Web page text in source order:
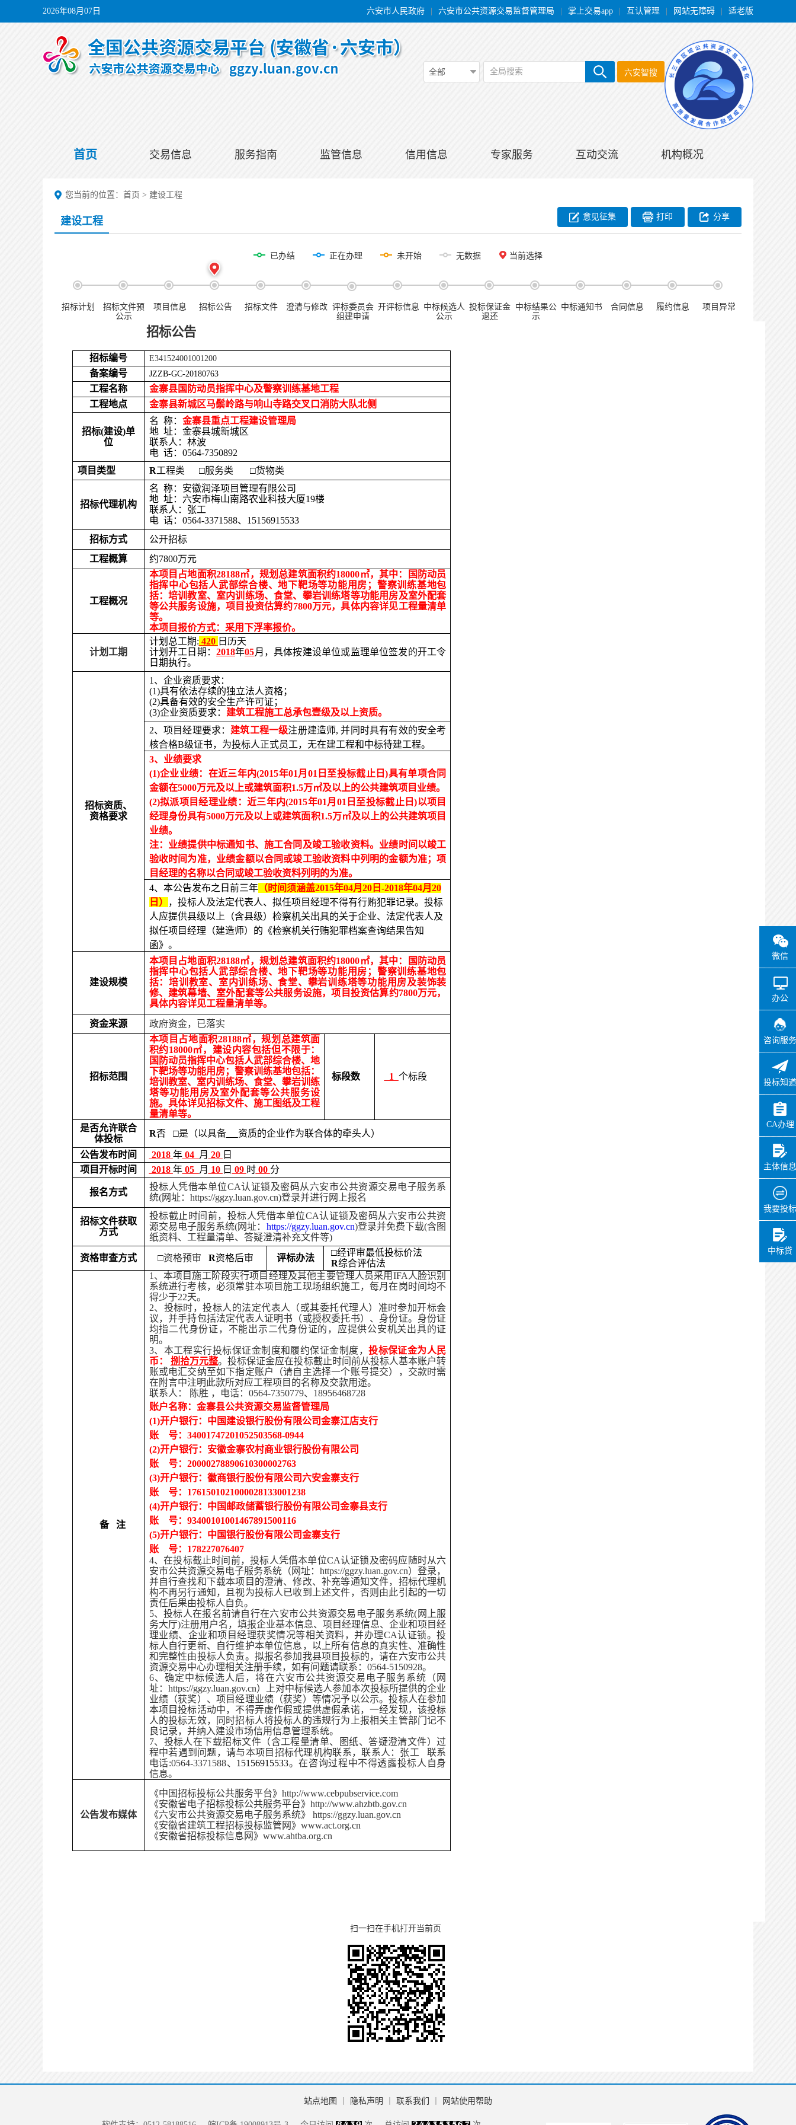
2026年08月07日 六安市人民政府 六安市公共资源交易监督管理局 掌上交易app 互认管理 网站无障碍 适老版
全部 全局搜索 六安智搜
首页 交易信息 服务指南 监管信息 信用信息 专家服务 互动交流 机构概况
微信
办公
咨询服务
投标知道
CA办理
主体信息
我要投标
中标贷
您当前的位置： 首页 > 建设工程
建设工程 意见征集 分享
打印
已办结 正在办理 未开始 无数据 当前选择
招标计划
招标文件预
公示
项目信息 招标公告 招标文件 澄清与修改 评标委员会
组建申请
开评标信息 中标候选人
公示
投标保证金
退还
中标结果公
示
中标通知书 合同信息 履约信息 项目异常
招标公告
招标编号 E341524001001200
备案编号 JZZB-GC-20180763
工程名称
金寨县国防动员指挥中心及警察训练基地工程
工程地点
金寨县新城区马鬃岭路与响山寺路交叉口消防大队北侧
招标(建设)单
位
名 称： 金寨县重点工程建设管理局
地 址：金寨县城新城区
联系人：林波
电 话：0564-7350892
项目类型
R工程类 □服务类 □货物类
招标代理机构
名 称：安徽润泽项目管理有限公司
地 址：六安市梅山南路农业科技大厦19楼
联系人：张工
电 话：0564-3371588、15156915533
招标方式
公开招标
工程概算
约7800万元
工程概况
本项目占地面积28188㎡，规划总建筑面积约18000㎡，其中：
国防动员
指挥中心包括人武部综合楼、地下靶场等功能用房；警察训练基地包
括：培训教室、室内训练场、食堂、攀岩训练塔等功能用房及室外配套
等公共服务设施，项目投资估算约7800万元，具体内容详见工程量清单
等。
本项目报价方式：采用下浮率报价。
计划工期
计划总工期: 420 日历天
计划开工日期： 2018年05月，具体按建设单位或监理单位签发的开工令
日期执行。
招标资质、
资格要求
1、企业资质要求：
(1)具有依法存续的独立法人资格；
(2)具备有效的安全生产许可证；
(3)企业资质要求： 建筑工程施工总承包壹级及以上资质。
2、项目经理要求： 建筑工程一级注册建造师, 并同时具有有效的安全考
核合格B级证书，为投标人正式员工，无在建工程和中标待建工程。
3、业绩要求
(1)企业业绩：在近三年内(2015年01月01日至投标截止日)具有单项合同
金额在5000万元及以上或建筑面积1.5万㎡及以上的公共建筑项目业绩。
(2)拟派项目经理业绩：近三年内(2015年01月01日至投标截止日)以项目
经理身份具有5000万元及以上或建筑面积1.5万㎡及以上的公共建筑项目
业绩。
注：业绩提供中标通知书、施工合同及竣工验收资料。业绩时间以竣工
验收时间为准，业绩金额以合同或竣工验收资料中列明的金额为准；项
目经理的名称以合同或竣工验收资料列明的为准。
4、本公告发布之日前三年（时间须涵盖2015年04月 20日-2018年04月 20
日）
，投标人及法定代表人、拟任项目经理不得有行贿犯罪记录。投标
人应提供县级以上（含县级）检察机关出具的关于企业、法定代表人及
拟任项目经理（建造师）的《检察机关行贿犯罪档案查询结果告知
函》。
建设规模
本项目占地面积28188㎡，规划总建筑面积约18000㎡，其中：
国防动员
指挥中心包括人武部综合楼、地下靶场等功能用房；警察训练基地包
括：培训教室、室内训练场、食堂、攀岩训练塔等功能用房及装饰装
修、建筑幕墙、 室外配套等公共服务设施，项目投资估算约7800万元，
具体内容详见工程量清单等。
资金来源
政府资金，已落实
招标范围
本项目占地面积28188㎡，规划总建筑面
积约18000㎡， 建设内容包括但不限于：
国防动员指挥中心包括人武部综合楼、地
下靶场等功能用房；警察训练基地包括：
培训教室、室内训练场、食堂、攀岩训练
塔等功能用房及室外配套等公共服务设
施。具体详见招标文件、施工图纸及工程
量清单等。
标段数 1 个标段
是否允许联合
体投标
R否 □是（以具备 资质的企业作为联合体的牵头人）
公告发布时间 2018 年04 月 20 日
项目开标时间
2018 年05 月 10 日 09 时 00 分
报名方式
投标人凭借本单位CA认证锁及密码从六安市公共资源交易电子服务系
统(网址：https://ggzy.luan.gov.cn)登录并进行网上报名
招标文件获取
方式
投标截止时间前，投标人凭借本单位CA认证锁及密码从六安市公共资
源交易电子服务系统(网址： https://ggzy.luan.gov.cn)登录并免费下载(含图
纸资料、工程量清单、答疑澄清补充文件等)
资格审查方式 □资格预审R资格后审 评标办法
□经评审最低投标价法
R综合评估法
备 注
1、本项目施工阶段实行项目经理及其他主要管理人员采用IFA人脸识别
系统进行考核，必须常驻本项目施工现场组织施工，每月在岗时间均不
得少于22天。
2、投标时，投标人的法定代表人（或其委托代理人）准时参加开标会
议，并手持包括法定代表人证明书（或授权委托书）、身份证。身份证
均指二代身份证，不能出示二代身份证的，应提供公安机关出具的证
明。
3、本工程实行投标保证金制度和履约保证金制度，投标保证金为人民
币： 捌拾万元整。投标保证金应在投标截止时间前从投标人基本账户转
账或电汇交纳至如下指定账户（请自主选择一个账号提交），交款时需
在附言中注明此款所对应工程项目的名称及交款用途。
联系人： 陈胜 ，电话：0564-7350779、18956468728
账户名称：金寨县公共资源交易监督管理局
(1)开户银行：中国建设银行股份有限公司金寨江店支行
账 号：34001747201052503568-0944
(2)开户银行：安徽金寨农村商业银行股份有限公司
账 号：20000278890610300002763
(3)开户银行：徽商银行股份有限公司六安金寨支行
账 号：1761501021000028133001238
(4)开户银行：中国邮政储蓄银行股份有限公司金寨县支行
账 号：93400101001467891500116
(5)开户银行：中国银行股份有限公司金寨支行
账 号：178227076407
4、在投标截止时间前，投标人凭借本单位CA认证锁及密码应随时从六
安市公共资源交易电子服务系统（网址：https://ggzy.luan.gov.cn）登录，
并自行查找和下载本项目的澄清、修改、补充等通知文件，招标代理机
构不再另行通知，且视为投标人已收到上述文件，否则由此引起的一切
责任后果由投标人自负。
5、投标人在报名前请自行在六安市公共资源交易电子服务系统(网上服
务大厅)注册用户名，填报企业基本信息、项目经理信息、企业和项目经
理业绩、企业和项目经理获奖情况等相关资料，并办理CA认证锁。投
标人自行更新、自行维护本单位信息，以上所有信息的真实性、准确性
和完整性由投标人负责。拟报名参加我县项目投标的，请在六安市公共
资源交易中心办理相关注册手续，如有问题请联系：0564-5150928。
6、确定中标候选人后，将在六安市公共资源交易电子服务系统（网
址：https://ggzy.luan.gov.cn）上对中标候选人参加本次投标所提供的企业
业绩（获奖）、项目经理业绩（获奖）等情况予以公示。投标人在参加
本项目投标活动中，不得弄虚作假或提供虚假承诺，一经发现，该投标
人的投标无效，同时招标人将投标人的违规行为上报相关主管部门记不
良记录，并纳入建设市场信用信息管理系统。
7、投标人在下载招标文件（含工程量清单、图纸、答疑澄清文件）过
程中若遇到问题，请与本项目招标代理机构联系，联系人：张工 联系
电话:0564-3371588、 15156915533。在咨询过程中不得透露投标人自身
信息。
公告发布媒体
《中国招标投标公共服务平台》http://www.cebpubservice.com
《安徽省电子招标投标公共服务平台》http://www.ahzbtb.gov.cn
《六安市公共资源交易电子服务系统》 https://ggzy.luan.gov.cn
《安徽省建筑工程招标投标监管网》www.act.org.cn
《安徽省招标投标信息网》www.ahtba.org.cn
扫一扫在手机打开当前页
站点地图 隐私声明 联系我们 网站使用帮助